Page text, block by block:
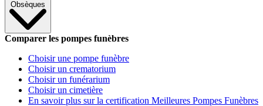
Obsèques
Comparer les pompes funèbres
Choisir une pompe funèbre
Choisir un crematorium
Choisir un funérarium
Choisir un cimetière
En savoir plus sur la certification Meilleures Pompes Funèbres